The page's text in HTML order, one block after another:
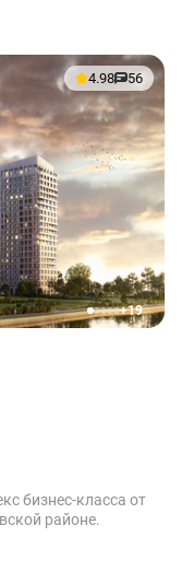
4.98 56
12345+19
бизнес-класса от
районе.